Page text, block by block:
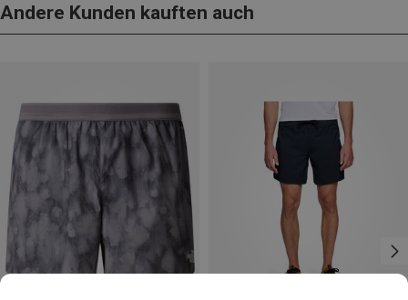
Andere Kunden kauften auch